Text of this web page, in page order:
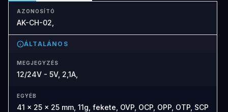
AZONOSÍTÓ
AK-CH-02,
ÁLTALÁNOS
MEGJEGYZÉS
12/24V - 5V, 2,1A,
EGYÉB
41 x 25 x 25 mm, 11g, fekete, OVP, OCP, OPP, OTP, SCP